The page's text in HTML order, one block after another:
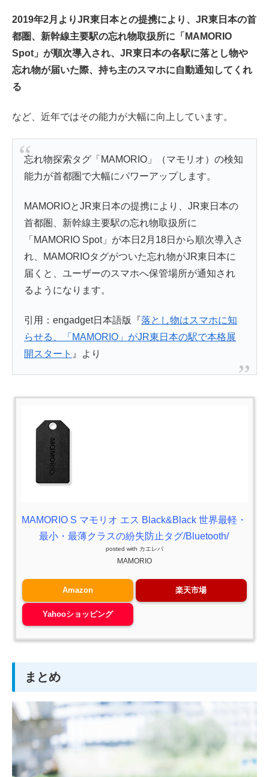
2019年2月よりJR東日本との提携により、JR東日本の首
都圏、新幹線主要駅の忘れ物取扱所に「MAMORIO
Spot」が順次導入され、 JR東日本の各駅に落とし物や
忘れ物が届いた際、持ち主のスマホに自動通知してくれ
る
など、近年ではその能力が大幅に向上しています。
忘れ物探索タグ「MAMORIO」（マモリオ）の検知
能力が首都圏で大幅にパワーアップします。
MAMORIOとJR東日本の提携により、JR東日本の
首都圏、新幹線主要駅の忘れ物取扱所に
「MAMORIO Spot」が本日2月18日から順次導入さ
れ、MAMORIOタグがついた忘れ物がJR東日本に
届くと、ユーザーのスマホへ保管場所が通知され
るようになります。
引用：engadget日本語版『落とし物はスマホに知
らせる、「MAMORIO」がJR東日本の駅で本格展
開スタート 』より
MAMORIO S マモリオ エス Black&Black 世界最軽・
最小・最薄クラスの紛失防止タグ/Bluetooth/
posted with カエレバ
MAMORIO
Amazon 楽天市場
Yahooショッピング
まとめ